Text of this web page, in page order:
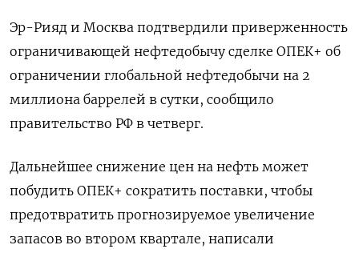
Эр-Рияд и Москва подтвердили приверженность
ограничивающей нефтедобычу сделке ОПЕК+ об
ограничении глобальной нефтедобычи на 2
миллиона баррелей в сутки, сообщило
правительство РФ в четверг.
Дальнейшее снижение цен на нефть может
побудить ОПЕК+ сократить поставки, чтобы
предотвратить прогнозируемое увеличение
запасов во втором квартале, написали